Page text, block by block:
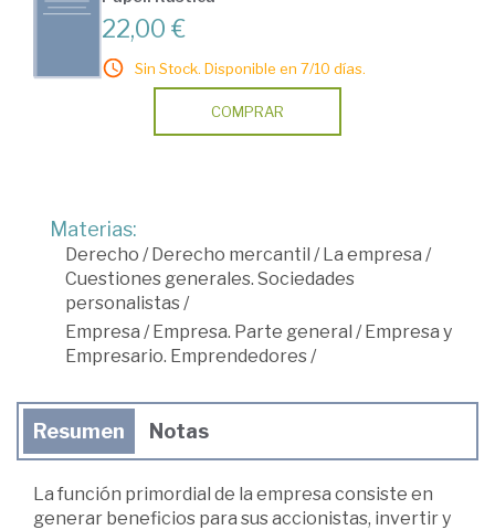
22,00 €
Sin Stock. Disponible en 7/10 días.
COMPRAR
Materias:
Derecho /Derecho mercantil /La empresa /
Cuestiones generales. Sociedades
personalistas/
Empresa /Empresa. Parte general /Empresa y
Empresario. Emprendedores/
Resumen Notas
La función primordial de la empresa consiste en
generar beneficios para sus accionistas, invertir y